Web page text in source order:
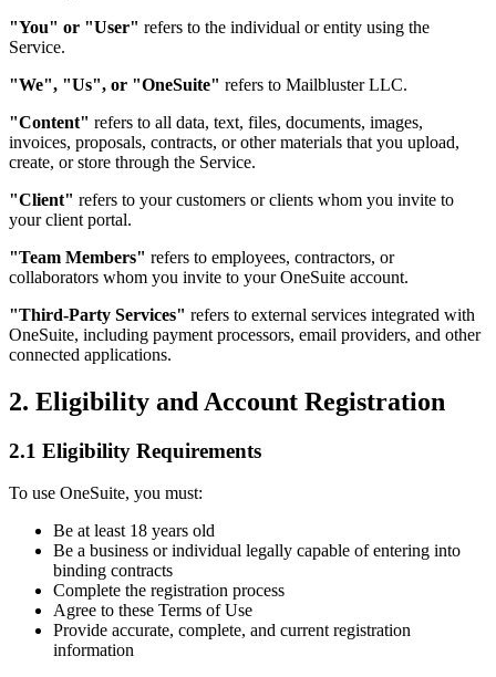
"You" or "User" refers to the individual or entity using the
Service.
"We", "Us", or "OneSuite" refers to Mailbluster LLC.
"Content" refers to all data, text, files, documents, images,
invoices, proposals, contracts, or other materials that you upload,
create, or store through the Service.
"Client" refers to your customers or clients whom you invite to
your client portal.
"Team Members" refers to employees, contractors, or
collaborators whom you invite to your OneSuite account.
"Third-Party Services" refers to external services integrated with
OneSuite, including payment processors, email providers, and other
connected applications.
2. Eligibility and Account Registration
2.1 Eligibility Requirements
To use OneSuite, you must:
Be at least 18 years old
Be a business or individual legally capable of entering into
binding contracts
Complete the registration process
Agree to these Terms of Use
Provide accurate, complete, and current registration
information